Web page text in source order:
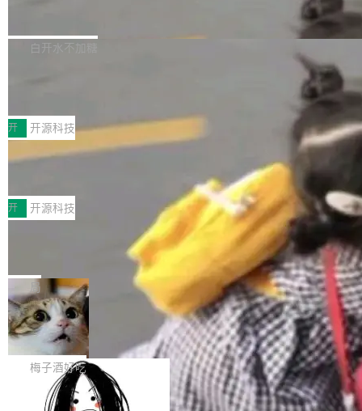
个主 agent 循环，外加一组后台 agent。这些后
库，并将作为transport接入Mooncake TENT。
MPComm将作为一种传输引擎接入Mooncake T
ENT，实现零拷贝传输性能提升30%、非零拷贝
传输性能最高提升5倍。UCL-MPComm底层基
于自研UCL-Engine通信引擎，后续腾讯网平将
持续开源更多基于UCL-Engine的高性能通信组
件。 腾讯网平团队在UCL-MPComm中实现了一
个独立于业务线程的全局通信引擎（Engine），
白开水不加糖
型案例入选名单》，深信服“面向企业研发场景的
开源 AI 编程平台 CoStrict 应用”凭借卓越的技术
创新与落地成效成功入选。 全链路私有化部署，
助力企业AI研发安全落地 当前，越来越多企业已
经开始引入 AI Coding 工具，通过调用公有云模
型或企业内部部署模型提升研发效率。但随着 AI
Coding 从个人辅助工具逐步走向团队级、组织
级应用，企业在规模化落地过程中，对安全性、
可控性和代码质量提出了更高要求。 首先是数据
安全与合规要求。对于大多数普通研发场景，公
有云模型能够满足快速试用和效率提升的需求。
但对于金融、能源、医疗等对数据安全要求较...
开 开源科技
深信服AI算力网关入选工信部人工智能
前不久，工业和信息化部正式发布《2025年人工
智能应用典型案例名单》，集中展示人工智能在
各领域的应用成果，覆盖技术底座、行业赋能、
产品应用、支撑保障、专题等五大方向。深信服
AI算力网关（AI创新平台）成功入选！ 随着各行
各业的Agent走向规模化建设，算力构成形态逐
渐丰富，用户关注的重点也在发生变化：不只是
让AI用起来，还要进一步看清混合算力时代下，
Token花在哪里、算力是否被充分利用，以及持
续增长的AI成本该如何优化。 深信服AI算力网关
正是围绕这些实际问题，从Token治理和成本治
理两个方面，让用户的每一份算力都看得清、管
开 开源科技
Jeff Dean 离开 Google：一个时代的结
束，一个实验室的开始
Google 员工编号 20。MapReduce 作者之一。
Bigtable 作者之一。TensorFlow 的作者之一。
Gemini 的架构师。Google 首席科学家。 Jeff D
ean 在 Google 工作了 27 年后，宣布离职。 他
不是一个人走。一同离开的还有 Sanjay Ghema
wat（Google 员工编号 23，Jeff Dean 二十多
年的编程搭档，MapReduce 和 Bigtable 的共同
作者）、Quoc Le（Google 大脑核心成员，Se
局
🔥 SolonCode v2026.8.4 发布：界面
字体可调、22 种语言、记忆搜索增强
打开终端就能上岗的全中文编码智能体，这一轮
把「看得清、用母语、记得住」三件事一次补
齐。 SolonCode 是什么 SolonCode 是杭州无
耳科技研发的企业级终端编码智能体——一位全
梅子酒好吃
让“代码语义理解”深度释放AI Coding